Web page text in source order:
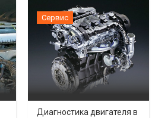
Сервис
Диагностика двигателя в